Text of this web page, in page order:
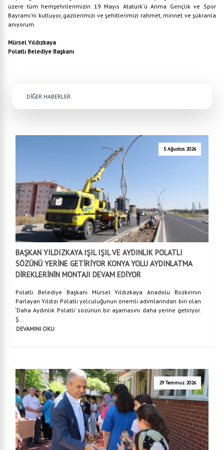
üzere tüm hemşehrilerimizin 19 Mayıs Atatürk'ü Anma Gençlik ve Spor
Bayramı'nı kutluyor, gazilerimizi ve şehitlerimizi rahmet, minnet ve şükranla
anıyorum.
Mürsel Yıldızkaya
Polatlı Belediye Başkanı
DİĞER HABERLER
5 Ağustos 2026
BAŞKAN YILDIZKAYA IŞIL IŞIL VE AYDINLIK POLATLI
SÖZÜNÜ YERİNE GETİRİYOR KONYA YOLU AYDINLATMA
DİREKLERİNİN MONTAJI DEVAM EDİYOR
Polatlı Belediye Başkanı Mürsel Yıldızkaya Anadolu Bozkırının
Parlayan Yıldızı Polatlı yolculuğunun önemli adımlarından biri olan
‘Daha Aydınlık Polatlı’ sözünün bir aşamasını daha yerine getiriyor.
Ş...
DEVAMINI OKU
29 Temmuz 2026